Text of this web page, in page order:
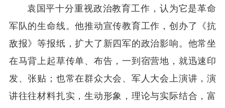
袁国平十分重视政治教育工作，认为它是革命
军队的生命线。他推动宣传教育工作，创办了《抗
敌报》等报纸，扩大了新四军的政治影响。他常坐
在马背上起草传单、布告，一到宿营地，就迅速印
发、张贴；也常在群众大会、军人大会上演讲，演
讲往往材料扎实，生动形象，理论与实际结合，富